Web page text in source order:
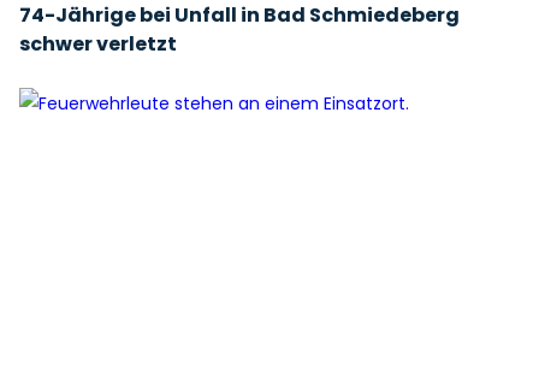
74-Jährige bei Unfall in Bad Schmiedeberg
schwer verletzt